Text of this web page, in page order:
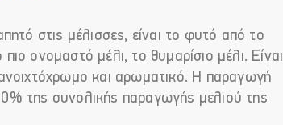
στις μέλισσες, είναι το φυτό από το
ονομαστό μέλι, το θυμαρίσιο μέλι. Είναι
ανοιχτόχρωμο και αρωματικό. H παραγωγή
της συνολικής παραγωγής μελιού της